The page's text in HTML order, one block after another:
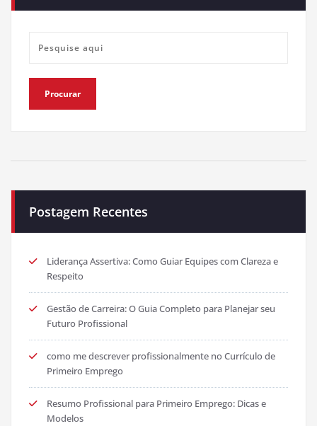
Postagem Recentes
Liderança Assertiva: Como Guiar Equipes com Clareza e
Respeito
Gestão de Carreira: O Guia Completo para Planejar seu
Futuro Profissional
como me descrever profissionalmente no Currículo de
Primeiro Emprego
Resumo Profissional para Primeiro Emprego: Dicas e
Modelos